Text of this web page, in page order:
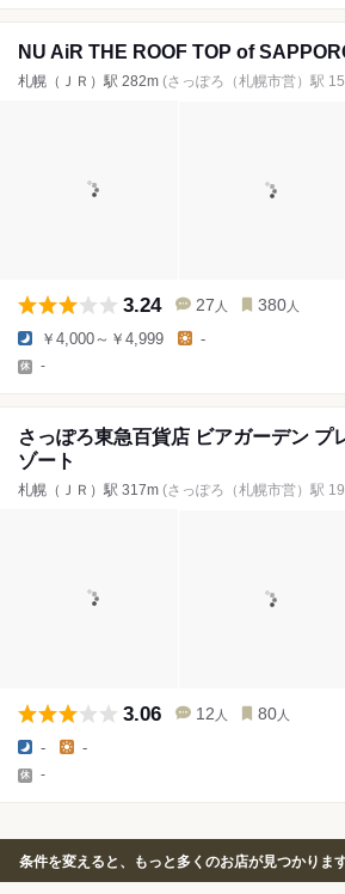
NU AiR THE ROOF TOP of
札幌（ＪＲ）駅 282m (さっぽろ（札幌市営）駅
3.24 27 人 380 人
￥4,000～￥4,999 -
-
さっぽろ東急百貨店 ビアガーデン プ
ゾート
札幌（ＪＲ）駅 317m (さっぽろ（札幌市営）駅
3.06 12 人 80 人
- -
-
条件を変えると、もっと多くのお店が見つかりま